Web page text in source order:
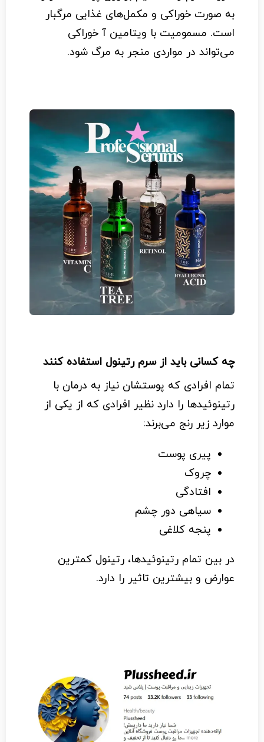
به صورت خوراکی و مکمل‌های غذایی مرگبار
است. مسمومیت با ویتامین آ خوراکی
می‌تواند در مواردی منجر به مرگ شود.
چه کسانی باید از سرم رتینول استفاده کنند
تمام افرادی که پوستشان نیاز به درمان با
رتینوئیدها را دارد نظیر افرادی که از یکی از
موارد زیر رنج می‌برند:
پیری پوست
چروک
افتادگی
سیاهی دور چشم
پنجه کلاغی
در بین تمام رتینوئیدها، رتینول کمترین
عوارض و بیشترین تاثیر را دارد.